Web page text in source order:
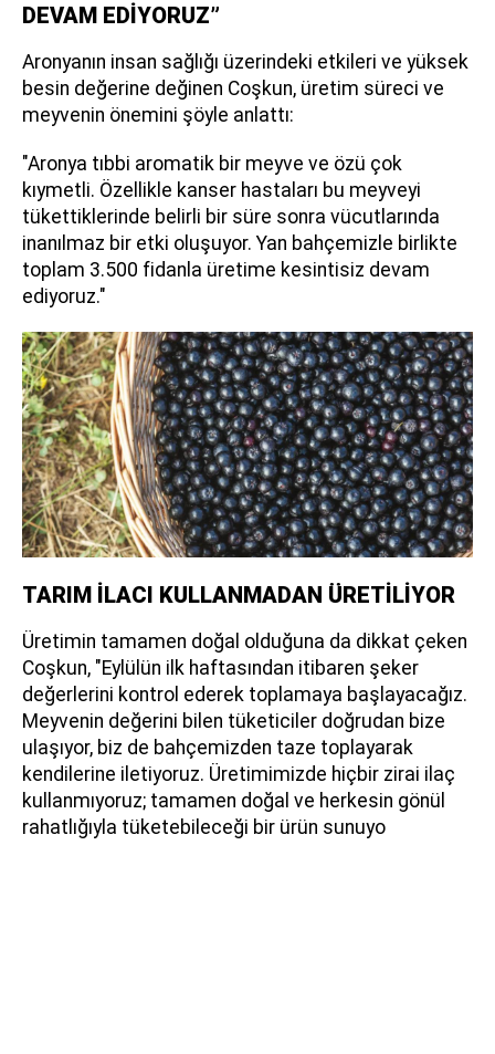
DEVAM EDİYORUZ”
Aronyanın insan sağlığı üzerindeki etkileri ve yüksek
besin değerine değinen Coşkun, üretim süreci ve
meyvenin önemini şöyle anlattı:
"Aronya tıbbi aromatik bir meyve ve özü çok
kıymetli. Özellikle kanser hastaları bu meyveyi
tükettiklerinde belirli bir süre sonra vücutlarında
inanılmaz bir etki oluşuyor. Yan bahçemizle birlikte
toplam 3.500 fidanla üretime kesintisiz devam
ediyoruz."
TARIM İLACI KULLANMADAN ÜRETİLİYOR
Üretimin tamamen doğal olduğuna da dikkat çeken
Coşkun, "Eylülün ilk haftasından itibaren şeker
değerlerini kontrol ederek toplamaya başlayacağız.
Meyvenin değerini bilen tüketiciler doğrudan bize
ulaşıyor, biz de bahçemizden taze toplayarak
kendilerine iletiyoruz. Üretimimizde hiçbir zirai ilaç
kullanmıyoruz; tamamen doğal ve herkesin gönül
rahatlığıyla tüketebileceği bir ürün sunuyo